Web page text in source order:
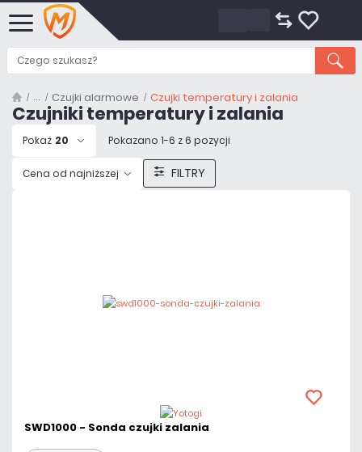
Czujki alarmowe Czujki temperatury i zalania
Czujniki temperatury i zalania
Pokaż 20 Pokazano 1-6 z 6 pozycji
Cena od najniższej FILTRY
SWD1000 - Sonda czujki zalania